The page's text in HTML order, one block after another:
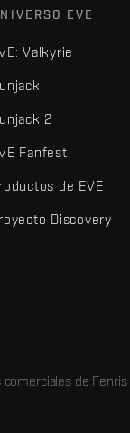
EVE
Valkyrie
2
Fanfest
de EVE
Discovery
de Fenris